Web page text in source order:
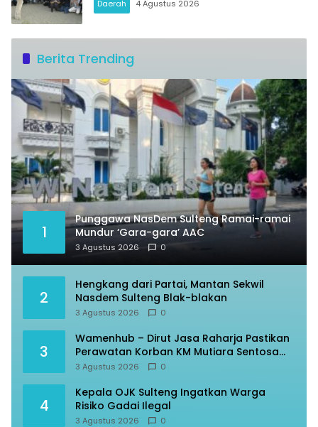
Daerah 4 Agustus 2026
Berita Trending
1
Punggawa NasDem Sulteng Ramai-ramai
Mundur ‘Gara-gara’ AAC
3 Agustus 2026 0
2
Hengkang dari Partai, Mantan Sekwil
Nasdem Sulteng Blak-blakan
3 Agustus 2026 0
3
Wamenhub – Dirut Jasa Raharja Pastikan
Perawatan Korban KM Mutiara Sentosa
Optimal
3 Agustus 2026 0
4
Kepala OJK Sulteng Ingatkan Warga
Risiko Gadai Ilegal
3 Agustus 2026 0